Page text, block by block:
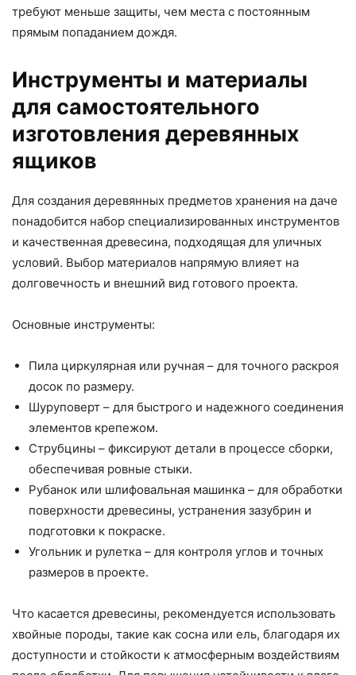
требуют меньше защиты, чем места с постоянным
прямым попаданием дождя.
Инструменты и материалы
для самостоятельного
изготовления деревянных
ящиков
Для создания деревянных предметов хранения на даче
понадобится набор специализированных инструментов
и качественная древесина, подходящая для уличных
условий. Выбор материалов напрямую влияет на
долговечность и внешний вид готового проекта.
Основные инструменты:
Пила циркулярная или ручная – для точного раскроя
досок по размеру.
Шуруповерт – для быстрого и надежного соединения
элементов крепежом.
Струбцины – фиксируют детали в процессе сборки,
обеспечивая ровные стыки.
Рубанок или шлифовальная машинка – для обработки
поверхности древесины, устранения зазубрин и
подготовки к покраске.
Угольник и рулетка – для контроля углов и точных
размеров в проекте.
Что касается древесины, рекомендуется использовать
хвойные породы, такие как сосна или ель, благодаря их
доступности и стойкости к атмосферным воздействиям